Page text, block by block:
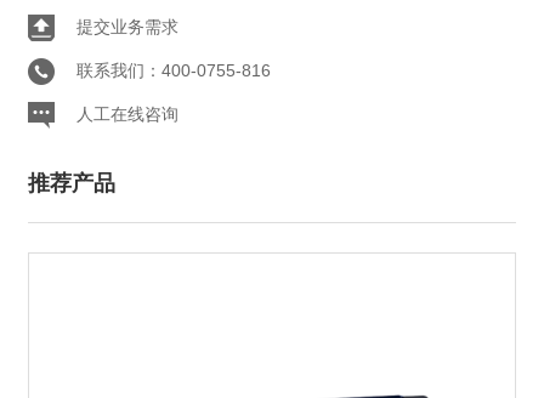
提交业务需求
联系我们：400-0755-816
人工在线咨询
推荐产品